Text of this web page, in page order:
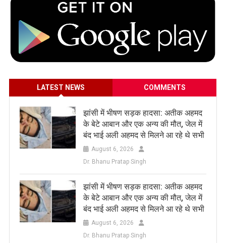
LATEST NEWS COMMENTS
झांसी में भीषण सड़क हादसा: अतीक अहमद
के बेटे आबान और एक अन्य की मौत, जेल में
बंद भाई अली अहमद से मिलने आ रहे थे सभी
August 6, 2026
Dr. Bhanu Pratap Singh
झांसी में भीषण सड़क हादसा: अतीक अहमद
के बेटे आबान और एक अन्य की मौत, जेल में
बंद भाई अली अहमद से मिलने आ रहे थे सभी
August 6, 2026
Dr. Bhanu Pratap Singh